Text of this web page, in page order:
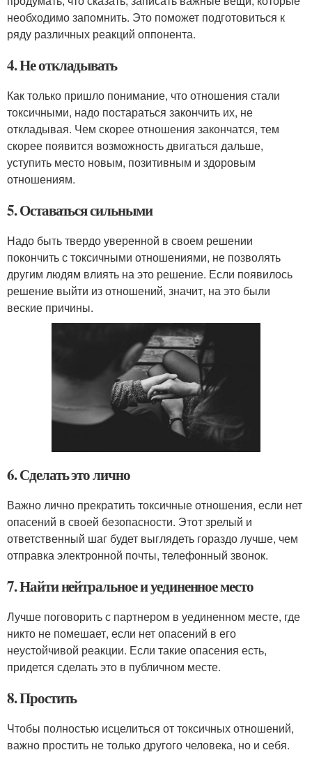
необходимо запомнить. Это поможет подготовиться к
ряду различных реакций оппонента.
4. Не откладывать
Как только пришло понимание, что отношения стали
токсичными, надо постараться закончить их, не
откладывая. Чем скорее отношения закончатся, тем
скорее появится возможность двигаться дальше,
уступить место новым, позитивным и здоровым
отношениям.
5. Оставаться сильными
Надо быть твердо уверенной в своем решении
покончить с токсичными отношениями, не позволять
другим людям влиять на это решение. Если появилось
решение выйти из отношений, значит, на это были
веские причины.
6. Сделать это лично
Важно лично прекратить токсичные отношения, если нет
опасений в своей безопасности. Этот зрелый и
ответственный шаг будет выглядеть гораздо лучше, чем
отправка электронной почты, телефонный звонок.
7. Найти нейтральное и уединенное место
Лучше поговорить с партнером в уединенном месте, где
никто не помешает, если нет опасений в его
неустойчивой реакции. Если такие опасения есть,
придется сделать это в публичном месте.
8. Простить
Чтобы полностью исцелиться от токсичных отношений,
важно простить не только другого человека, но и себя.